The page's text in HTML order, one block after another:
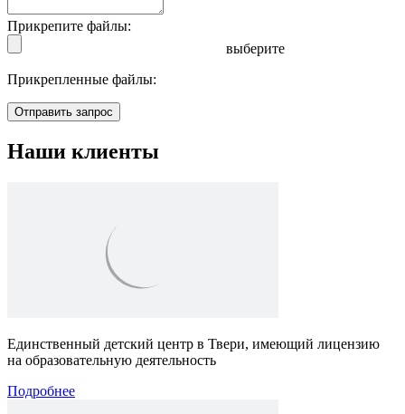
Прикрепите файлы:
выберите
Прикрепленные файлы:
Отправить запрос
Наши клиенты
Единственный детский центр в Твери, имеющий лицензию
на образовательную деятельность
Подробнее